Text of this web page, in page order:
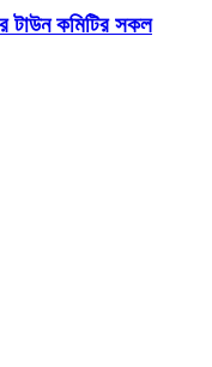
টাউন কমিটির সকল